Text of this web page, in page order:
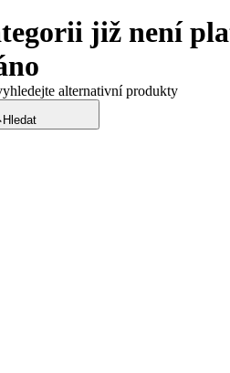
již není
alternativní produkty
Hledat